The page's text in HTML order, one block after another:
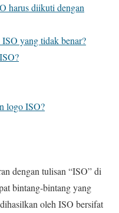
harus diikuti dengan
yang tidak benar?
logo ISO?
dengan tulisan “ISO” di
bintang-bintang yang
oleh ISO bersifat